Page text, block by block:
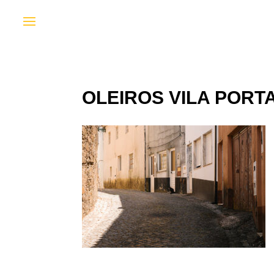
OLEIROS VILA